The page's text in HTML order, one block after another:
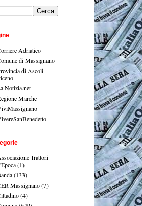
Adriatico
di Massignano
di Ascoli
Notizia.net
Marche
Trattori
(1)
(133)
Massignano(7)
(4)